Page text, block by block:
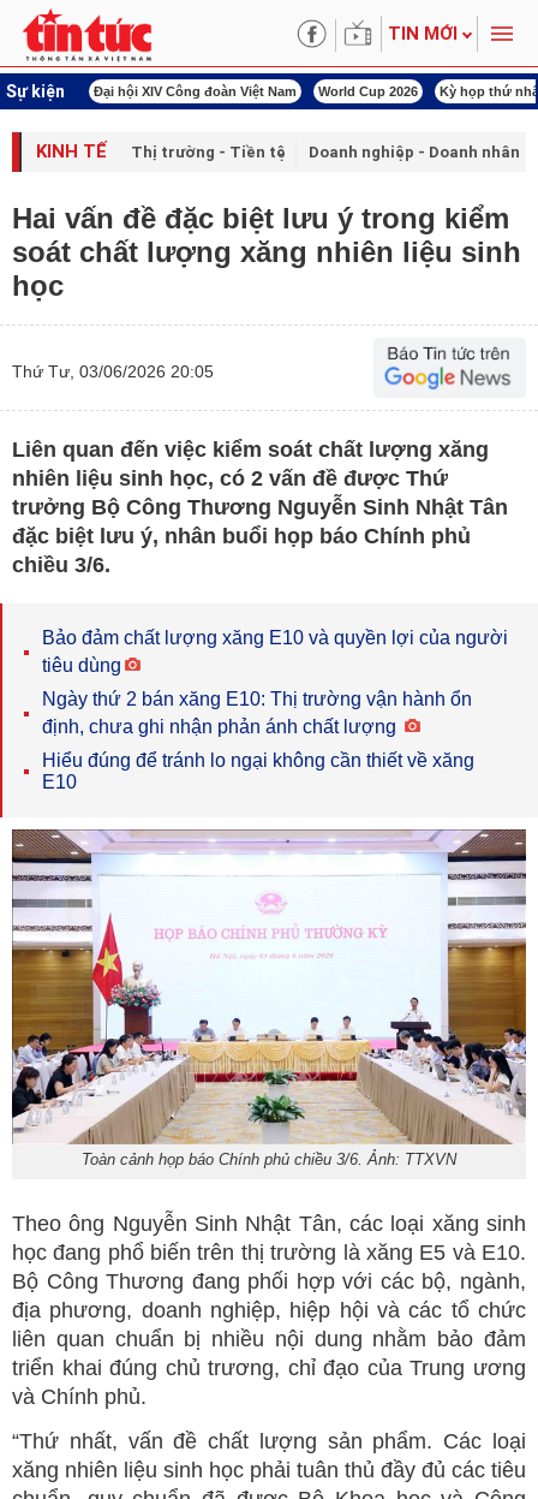
TIN MỚI
Sự kiện
ngày đêm Đại hội XIV Công đoàn Việt Nam World Cup 2026 Kỳ họp thứ
KINH TẾ Thị trường - Tiền tệ Doanh nghiệp - Doanh nhân
Hai vấn đề đặc biệt lưu ý trong kiểm
soát chất lượng xăng nhiên liệu sinh
học
Thứ Tư, 03/06/2026 20:05
Liên quan đến việc kiểm soát chất lượng xăng
nhiên liệu sinh học, có 2 vấn đề được Thứ
trưởng Bộ Công Thương Nguyễn Sinh Nhật Tân
đặc biệt lưu ý, nhân buổi họp báo Chính phủ
chiều 3/6.
Bảo đảm chất lượng xăng E10 và quyền lợi của người
tiêu dùng
Ngày thứ 2 bán xăng E10: Thị trường vận hành ổn
định, chưa ghi nhận phản ánh chất lượng
Hiểu đúng để tránh lo ngại không cần thiết về xăng
E10
Toàn cảnh họp báo Chính phủ chiều 3/6. Ảnh: TTXVN
Theo ông Nguyễn Sinh Nhật Tân, các loại xăng sinh
học đang phổ biến trên thị trường là xăng E5 và E10.
Bộ Công Thương đang phối hợp với các bộ, ngành,
địa phương, doanh nghiệp, hiệp hội và các tổ chức
liên quan chuẩn bị nhiều nội dung nhằm bảo đảm
triển khai đúng chủ trương, chỉ đạo của Trung ương
và Chính phủ.
“Thứ nhất, vấn đề chất lượng sản phẩm. Các loại
xăng nhiên liệu sinh học phải tuân thủ đầy đủ các tiêu